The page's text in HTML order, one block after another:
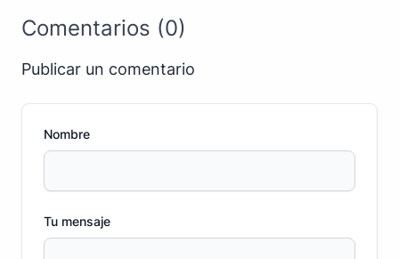
Comentarios (0)
Publicar un comentario
Nombre
Tu mensaje